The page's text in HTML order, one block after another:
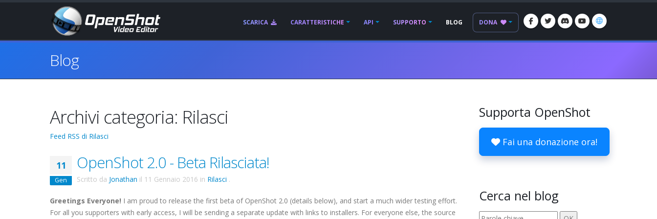
SCARICA CARATTERISTICHE API SUPPORTO BLOG DONA
Blog
Archivi categoria: Rilasci
Feed RSS di Rilasci
11
Gen
OpenShot 2.0 - Beta Rilasciata!
Scritto da Jonathan il 11 Gennaio 2016 in Rilasci .
Greetings Everyone! I am proud to release the first beta of OpenShot 2.0 (details below), and start a much wider testing effort.
For all you supporters with early access, I will be sending a separate update with links to installers. For everyone else, the source
Supporta OpenShot
Fai una donazione ora!
Cerca nel blog